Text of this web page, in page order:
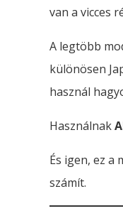
van a vicces
A legtöbb
különösen
használ
Használnak
És igen, ez a
számít.